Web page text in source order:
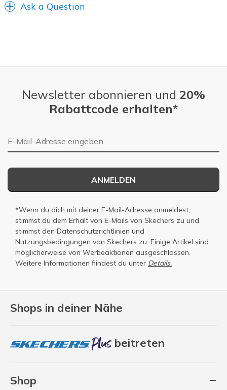
Ask a Question
Shops in deiner Nähe
beitreten
Shop
Newsletter abonnieren und 20%
Rabattcode erhalten*
E-Mail-Adresse
ANMELDEN
*Wenn du dich mit deiner E-Mail-Adresse anmeldest,
stimmst du dem Erhalt von E-Mails von Skechers zu und
stimmst den Datenschutzrichtlinien und
Nutzungsbedingungen von Skechers zu. Einige Artikel sind
möglicherweise von Werbeaktionen ausgeschlossen.
Weitere Informationen fiindest du unter Details.